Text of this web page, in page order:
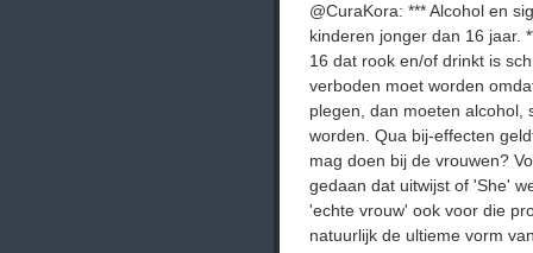
@CuraKora: *** Alcohol en
kinderen jonger dan 16 jaar.
16 dat rook en/of drinkt is
verboden moet worden
plegen, dan moeten alcohol,
worden. Qua bij-effecten
mag doen bij de vrouwen?
gedaan dat uitwijst of 'She'
'echte vrouw' ook voor die
natuurlijk de ultieme vorm